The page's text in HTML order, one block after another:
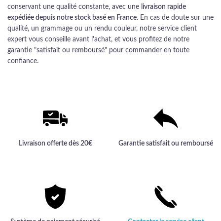
conservant une qualité constante, avec une livraison rapide
expédiée depuis notre stock basé en France. En cas de doute sur une
qualité, un grammage ou un rendu couleur, notre service client
expert vous conseille avant l'achat, et vous profitez de notre
garantie "satisfait ou remboursé" pour commander en toute
confiance.
Livraison offerte dès 20€ Garantie satisfait ou remboursé